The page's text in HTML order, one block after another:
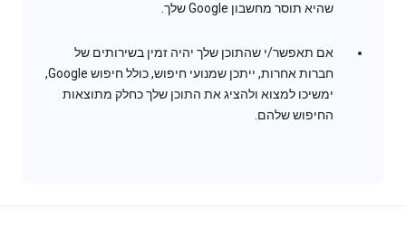
שהיא תוסר מחשבון Google שלך.
אם תאפשר/י שהתוכן שלך יהיה זמין בשירותים של
חברות אחרות, ייתכן שמנועי חיפוש, כולל חיפוש Google,
ימשיכו למצוא ולהציג את התוכן שלך כחלק מתוצאות
החיפוש שלהם.